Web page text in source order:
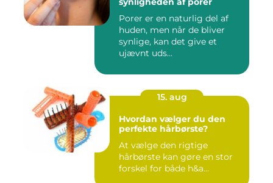
Porer er en naturlig del af
huden, men når de bliver
synlige, kan det give et
ujævnt uds...
15. aug
Hvordan vælger du den
perfekte hårbørste?
At vælge den rigtige
hårbørste kan gøre en stor
forskel for både h&a...